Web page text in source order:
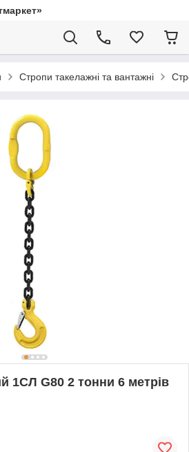
Стропи такелажні та вантажні
1СЛ G80 2 тонни 6 метрів